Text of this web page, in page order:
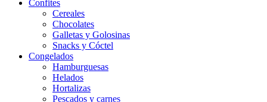
Confites
Cereales
Chocolates
Galletas y Golosinas
Snacks y Cóctel
Congelados
Hamburguesas
Helados
Hortalizas
Pescados y carnes